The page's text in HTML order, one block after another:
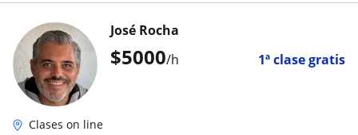
$5000/h 1ª clase gratis
José Rocha
Clases on line